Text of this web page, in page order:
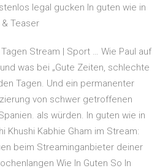
legal gucken In guten wie in
Teaser
Stream | Sport … Wie Paul auf
was bei „Gute Zeiten, schlechte
Tagen. Und ein permanenter
von schwer getroffenen
als würden. In guten wie in
Khushi Kabhie Gham im Stream:
beim Streaminganbieter deiner
Wie In Guten So In